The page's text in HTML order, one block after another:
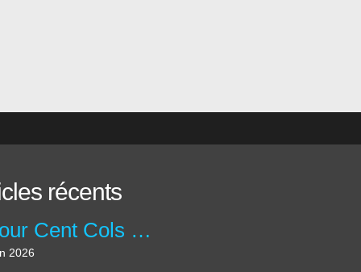
récents
Séjour Cent Cols en Ardèche - Juin 2026
2026